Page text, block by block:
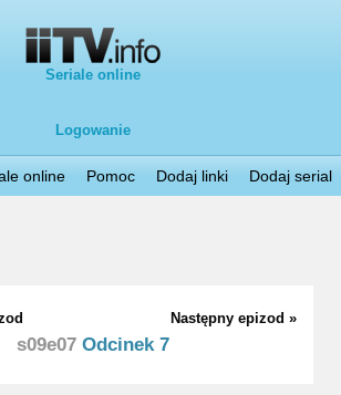
Seriale online
Logowanie
online Pomoc Dodaj linki Dodaj serial
Następny epizod »
s09e07 Odcinek 7